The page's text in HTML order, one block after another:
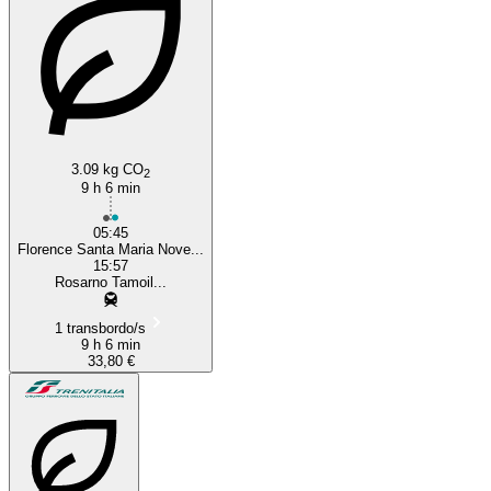
3.09 kg CO2
9 h 6 min
05:45
Florence Santa Maria Nove...
15:57
Rosarno Tamoil...
1 transbordo/s
9 h 6 min
33,80 €